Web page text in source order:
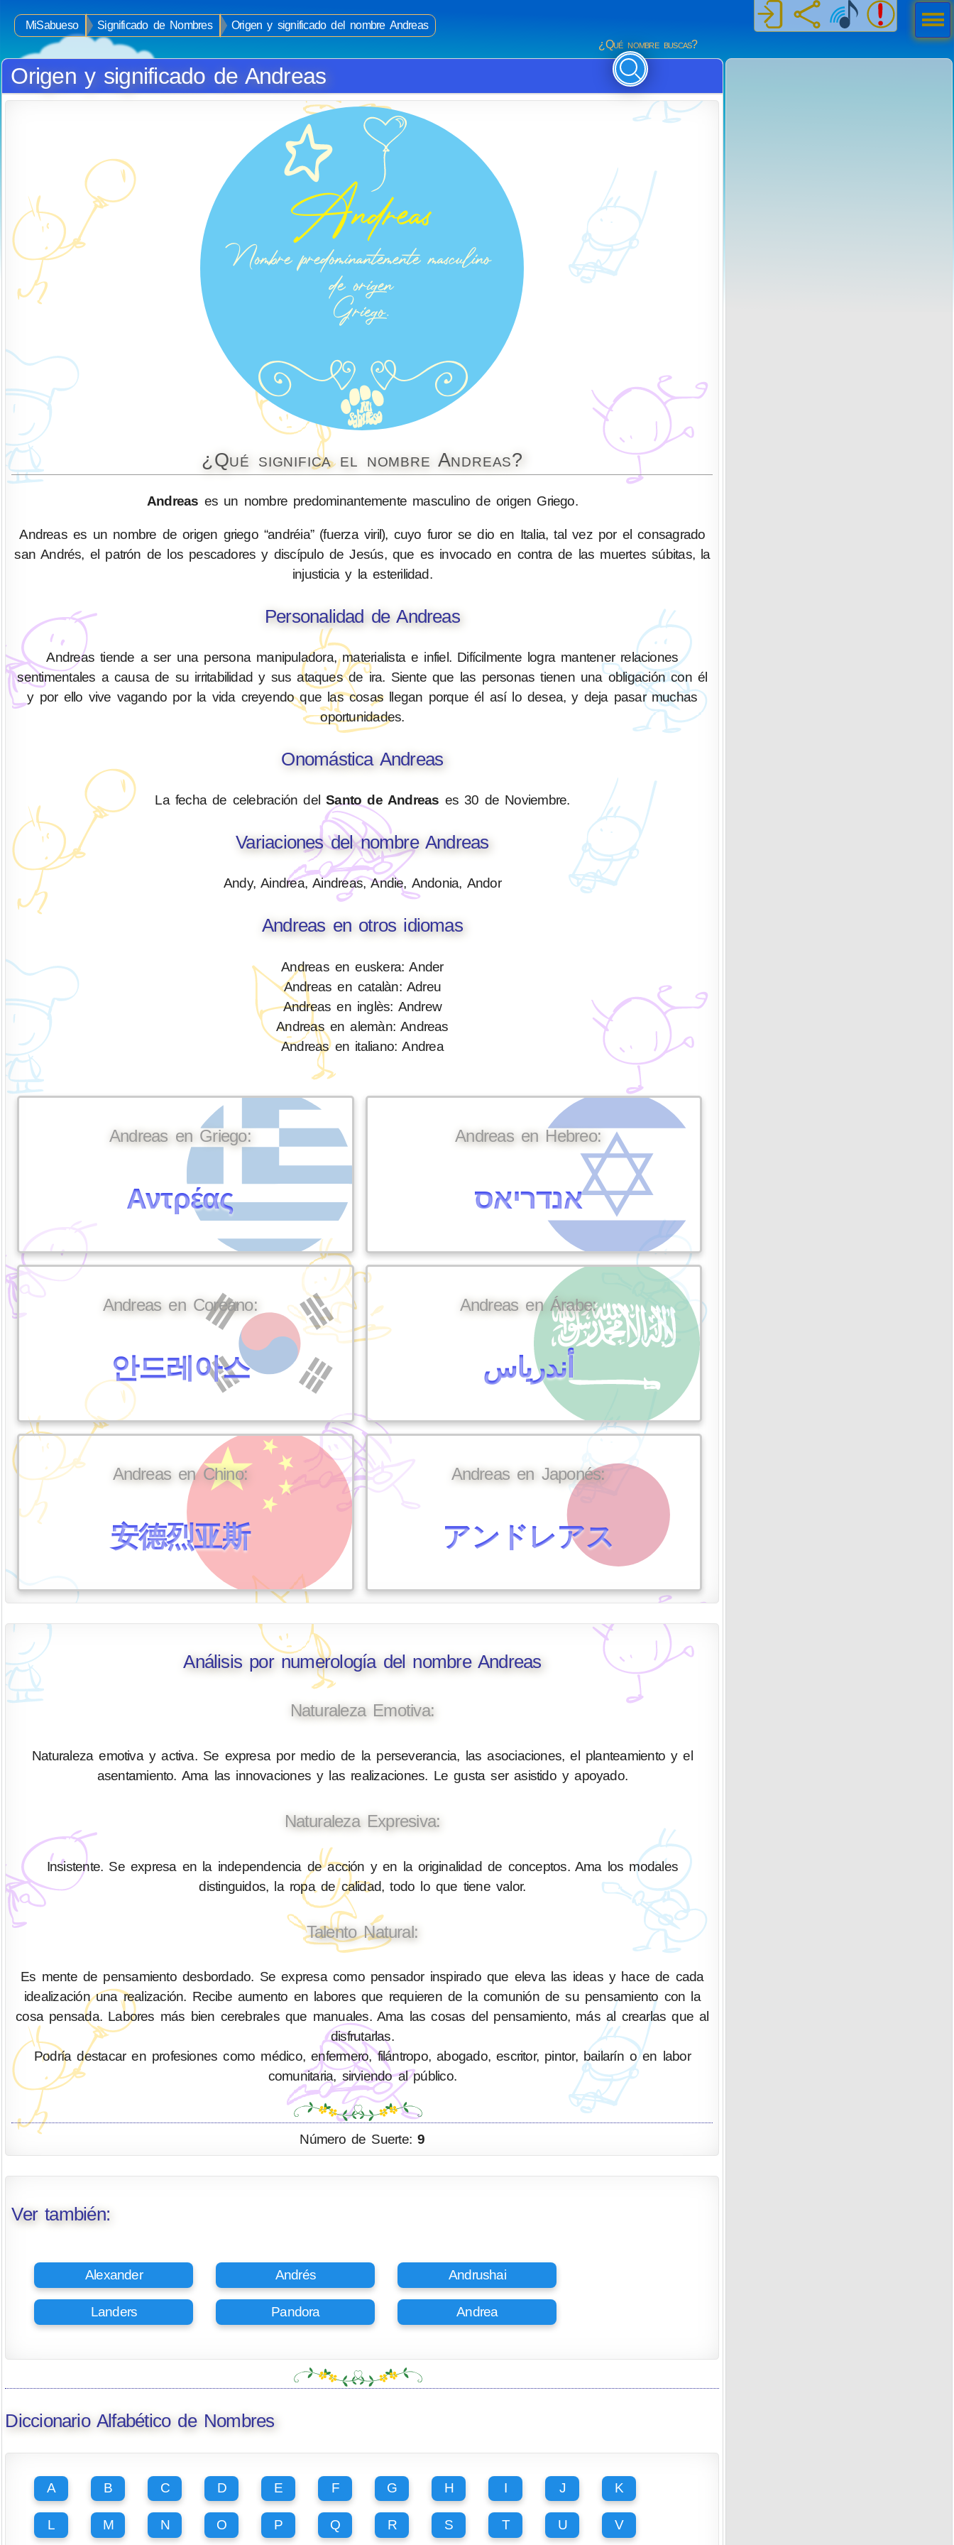
MiSabueso Significado de Nombres
Origen y significado del nombre Andreas
¿Qué nombre buscas?
Origen y significado de Andreas
¿Qué significa el nombre Andreas?
Andreas es un nombre predominantemente masculino de origen Griego.
Andreas es un nombre de origen griego “andréia” (fuerza viril), cuyo furor se dio en Italia, tal vez por el consagrado
san Andrés, el patrón de los pescadores y discípulo de Jesús, que es invocado en contra de las muertes súbitas, la
injusticia y la esterilidad.
Personalidad de Andreas
Andreas tiende a ser una persona manipuladora, materialista e infiel. Difícilmente logra mantener relaciones
sentimentales a causa de su irritabilidad y sus ataques de ira. Siente que las personas tienen una obligación con él
y por ello vive vagando por la vida creyendo que las cosas llegan porque él así lo desea, y deja pasar muchas
oportunidades.
Onomástica Andreas
La fecha de celebración delSanto de Andreas es 30 de Noviembre.
Variaciones del nombre Andreas
Andy, Aindrea, Aindreas, Andie, Andonia, Andor
Andreas en otros idiomas
Andreas en euskera: Ander
Andreas en catalàn: Adreu
Andreas en inglès: Andrew
Andreas en alemàn: Andreas
Andreas en italiano: Andrea
Andreas en Griego:
Αντρέας
Andreas en Hebreo:
אנדריאס
Andreas en Coreano:
안드레아스
Andreas en Árabe:
أندرياس
Andreas en Chino:
安德烈亚斯
Andreas en Japonés:
アンドレアス
Análisis por numerología del nombre Andreas
Naturaleza Emotiva:
Naturaleza emotiva y activa. Se expresa por medio de la perseverancia, las asociaciones, el planteamiento y el
asentamiento. Ama las innovaciones y las realizaciones. Le gusta ser asistido y apoyado.
Naturaleza Expresiva:
Insistente. Se expresa en la independencia de acción y en la originalidad de conceptos. Ama los modales
distinguidos, la ropa de calidad, todo lo que tiene valor.
Talento Natural:
Es mente de pensamiento desbordado. Se expresa como pensador inspirado que eleva las ideas y hace de cada
idealización una realización. Recibe aumento en labores que requieren de la comunión de su pensamiento con la
cosa pensada. Labores más bien cerebrales que manuales. Ama las cosas del pensamiento, más al crearlas que al
disfrutarlas.
Podría destacar en profesiones como médico, enfermero, filántropo, abogado, escritor, pintor, bailarín o en labor
comunitaria, sirviendo al público.
Número de Suerte:9
Ver también:
Alexander Andrés Andrushai
Landers Pandora Andrea
Diccionario Alfabético de Nombres
A B C D E F G H I J K
L M N O P Q R S T U V
Men
ú